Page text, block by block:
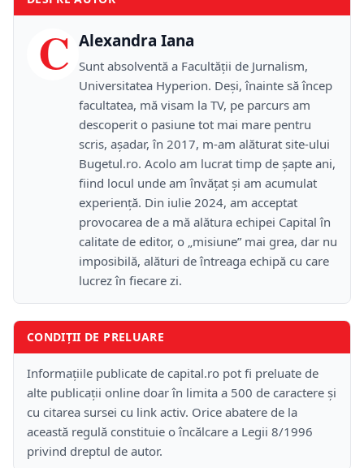
C Alexandra Iana
Sunt absolventă a Facultății de Jurnalism,
Universitatea Hyperion. Deși, înainte să încep
facultatea, mă visam la TV, pe parcurs am
descoperit o pasiune tot mai mare pentru
scris, așadar, în 2017, m-am alăturat site-ului
Bugetul.ro. Acolo am lucrat timp de șapte ani,
fiind locul unde am învățat și am acumulat
experiență. Din iulie 2024, am acceptat
provocarea de a mă alătura echipei Capital în
calitate de editor, o „misiune” mai grea, dar nu
imposibilă, alături de întreaga echipă cu care
lucrez în fiecare zi.
CONDIȚII DE PRELUARE
Informațiile publicate de capital.ro pot fi preluate de
alte publicații online doar în limita a 500 de caractere și
cu citarea sursei cu link activ. Orice abatere de la
această regulă constituie o încălcare a Legii 8/1996
privind dreptul de autor.